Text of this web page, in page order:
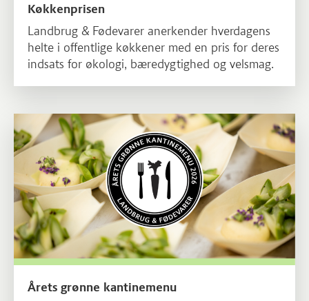
Køkkenprisen
Landbrug & Fødevarer anerkender hverdagens
helte i offentlige køkkener med en pris for deres
indsats for økologi, bæredygtighed og velsmag.
Læs mere om Årets grønne kantinemenu
Årets grønne kantinemenu